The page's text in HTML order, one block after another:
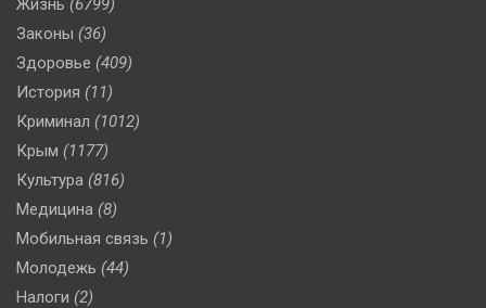
Жизнь (6799)
Законы (36)
Здоровье (409)
История (11)
Криминал (1012)
Крым (1177)
Культура (816)
Медицина (8)
Мобильная связь (1)
Молодежь (44)
Налоги (2)